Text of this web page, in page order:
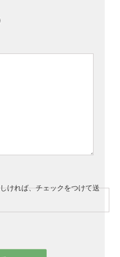
ければ、チェックをつけて送